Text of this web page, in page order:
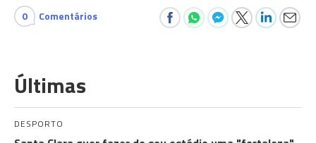
0 Comentários
Últimas
DESPORTO